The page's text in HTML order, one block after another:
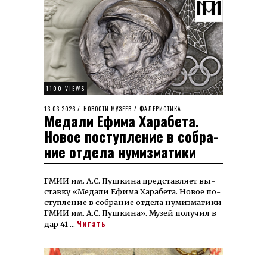
1100 VIEWS
POSTED
ON
13.03.2026 15.03.2026
НОВОСТИ МУЗЕЕВ / ФАЛЕРИСТИКА
Медали Ефима Харабета.
Новое поступление в со­бра­
ние отдела нумизматики
ГМИИ им. А.С. Пуш­ки­на пред­став­ляет вы­
став­ку «Ме­­да­ли Ефи­ма Ха­ра­бе­та. Но­вое по­
ступ­ле­ние в со­бра­ние от­де­ла ну­миз­ма­ти­ки
ГМИИ им. А.С. Пуш­ки­на». Музей по­лу­чил в
дар 41 … Читать